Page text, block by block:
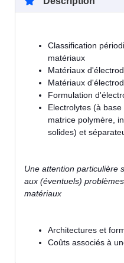
Classification
matériaux
Matériaux
Matériaux
Formulation
Electrolytes (à
matrice polymère,
solides) et
Une attention particulière
aux (éventuels)
matériaux
Architectures et
Coûts associés à